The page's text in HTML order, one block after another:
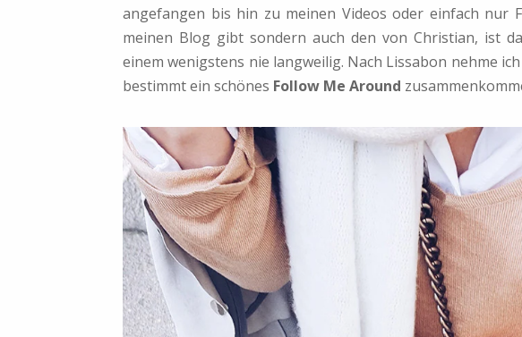
angefangen bis hin zu meinen Videos oder einfach nur
meinen Blog gibt sondern auch den von Christian, ist
einem wenigstens nie langweilig. Nach Lissabon nehme
bestimmt ein schönes Follow Me Around